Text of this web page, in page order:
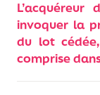
invoquer la
du lot
comprise